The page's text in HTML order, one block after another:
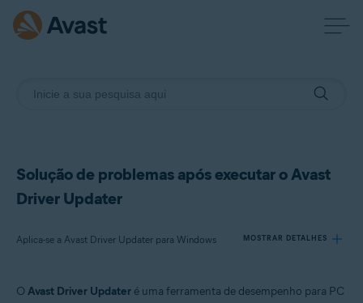
Solução de problemas após executar o Avast
Driver Updater
Aplica-se a Avast Driver Updater para Windows MOSTRAR DETALHES
O Avast Driver Updater é uma ferramenta de desempenho para PC